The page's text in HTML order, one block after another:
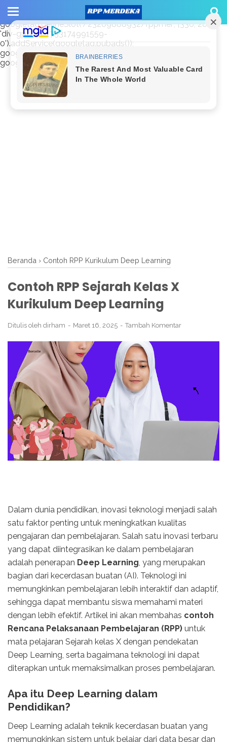
window.googletag = window.googletag || {cmd: []};
googletag.cmd.push(function() {
googletag.defineSlot('/23209888932/rppmer', [336, 280],
'div-gpt-ad-1733174991559-
0').addService(googletag.pubads());
googletag.pubads().enableSingleRequest();
googletag.enableServices(); });
Beranda › Contoh RPP Kurikulum Deep Learning
Contoh RPP Sejarah Kelas X
Kurikulum Deep Learning
Ditulis oleh dirham Maret 16, 2025 Tambah Komentar
Dalam dunia pendidikan, inovasi teknologi menjadi salah
satu faktor penting untuk meningkatkan kualitas
pengajaran dan pembelajaran. Salah satu inovasi terbaru
yang dapat diintegrasikan ke dalam pembelajaran
adalah penerapan Deep Learning, yang merupakan
bagian dari kecerdasan buatan (AI). Teknologi ini
memungkinkan pembelajaran lebih interaktif dan adaptif,
sehingga dapat membantu siswa memahami materi
dengan lebih efektif. Artikel ini akan membahas contoh
Rencana Pelaksanaan Pembelajaran (RPP) untuk
mata pelajaran Sejarah kelas X dengan pendekatan
Deep Learning, serta bagaimana teknologi ini dapat
diterapkan untuk memaksimalkan proses pembelajaran.
Apa itu Deep Learning dalam
Pendidikan?
Deep Learning adalah teknik kecerdasan buatan yang
memungkinkan sistem untuk belajar dari data besar dan